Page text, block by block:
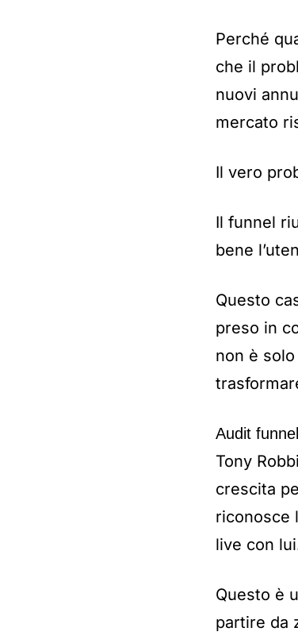
Perché
che il
nuovi
mercato
Il vero
Il funnel
bene
Questo
preso in
non è
Audit
Tony
crescita
riconosce
live con
Questo è
partire da